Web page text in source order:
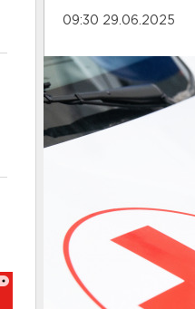
09:30 29.06.2025